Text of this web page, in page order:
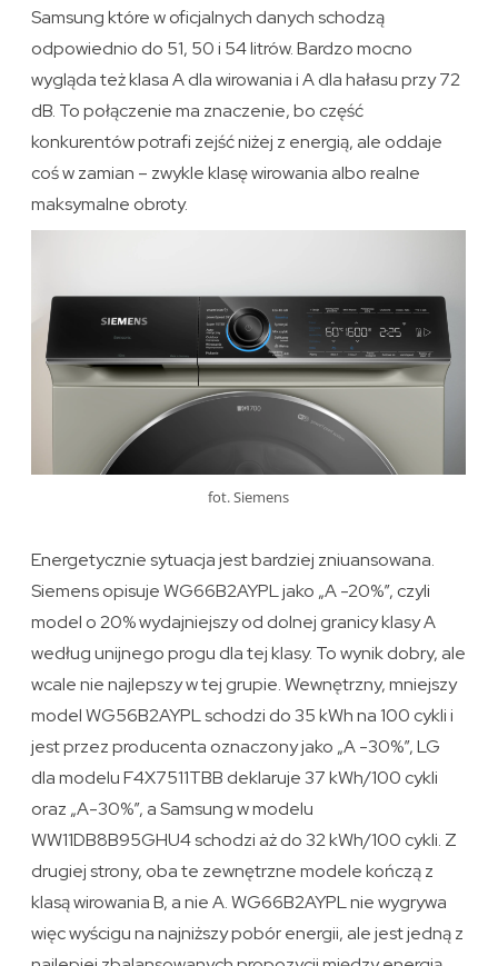
Samsung które w oficjalnych danych schodzą
odpowiednio do 51, 50 i 54 litrów. Bardzo mocno
wygląda też klasa A dla wirowania i A dla hałasu przy 72
dB. To połączenie ma znaczenie, bo część
konkurentów potrafi zejść niżej z energią, ale oddaje
coś w zamian – zwykle klasę wirowania albo realne
maksymalne obroty.
fot. Siemens
Energetycznie sytuacja jest bardziej zniuansowana.
Siemens opisuje WG66B2AYPL jako „A -20%”, czyli
model o 20% wydajniejszy od dolnej granicy klasy A
według unijnego progu dla tej klasy. To wynik dobry, ale
wcale nie najlepszy w tej grupie. Wewnętrzny, mniejszy
model WG56B2AYPL schodzi do 35 kWh na 100 cykli i
jest przez producenta oznaczony jako „A -30%”, LG
dla modelu F4X7511TBB deklaruje 37 kWh/100 cykli
oraz „A-30%”, a Samsung w modelu
WW11DB8B95GHU4 schodzi aż do 32 kWh/100 cykli. Z
drugiej strony, oba te zewnętrzne modele kończą z
klasą wirowania B, a nie A. WG66B2AYPL nie wygrywa
więc wyścigu na najniższy pobór energii, ale jest jedną z